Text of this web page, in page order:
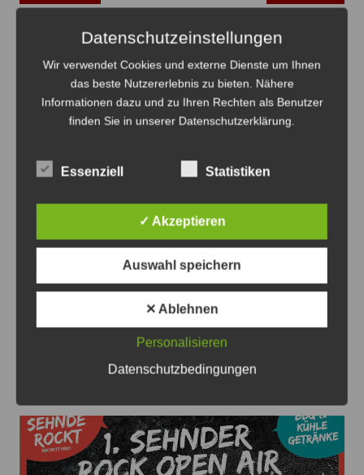
Das könnte Sie auch interessieren
Blitzertermine in der 33.KW im Ostkreis - Foto: JPH
Blitzertermine im Ostkreis in der 33. KW
7. August 2026 0
Datenschutzeinstellungen
Wir verwendet Cookies und externe Dienste um Ihnen
das beste Nutzererlebnis zu bieten. Nähere
Informationen dazu und zu Ihren Rechten als Benutzer
finden Sie in unserer Datenschutzerklärung.
Essenziell Statistiken
✓ Akzeptieren
Auswahl speichern
✕ Ablehnen
Personalisieren
Datenschutzbedingungen